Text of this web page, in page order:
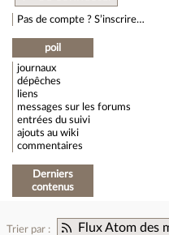
Pas de compte ? S’inscrire…
poil
journaux
dépêches
liens
messages sur les forums
entrées du suivi
ajouts au wiki
commentaires
Derniers
contenus
Flux Atom des
Trier par :